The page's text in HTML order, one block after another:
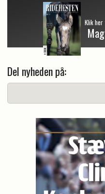
Klik her
Del nyheden på: